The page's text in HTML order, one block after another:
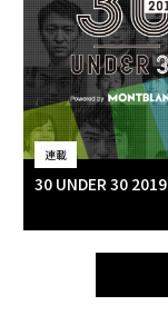
連載
30 UNDER 30 2019